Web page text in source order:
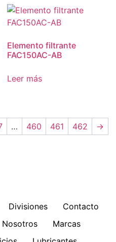
Elemento filtrante
FAC150AC-AB
Leer más
… 460 461 462 →
Divisiones
Contacto
Nosotros
Marcas